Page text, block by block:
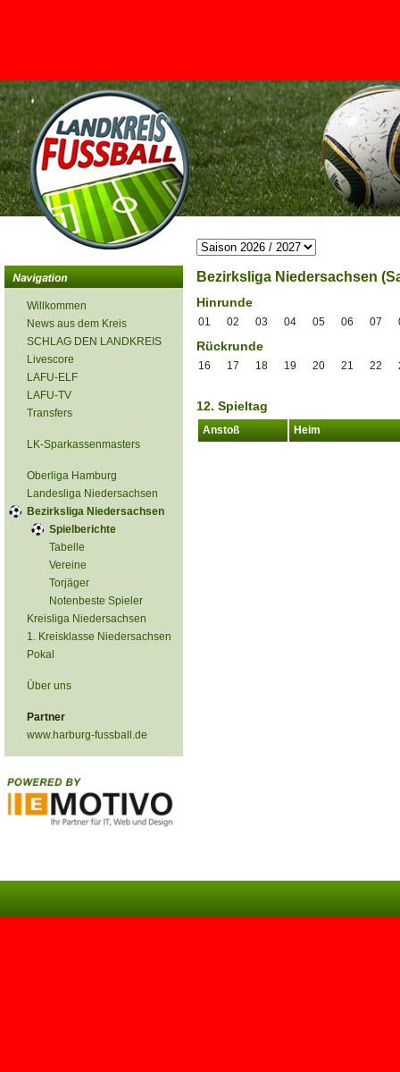
<
Willkommen
News aus dem Kreis
SCHLAG DEN LANDKREIS
Livescore
LAFU-ELF
LAFU-TV
Transfers
LK-Sparkassenmasters
Oberliga Hamburg
Landesliga Niedersachsen
Bezirksliga Niedersachsen
Spielberichte
Tabelle
Vereine
Torjäger
Notenbeste Spieler
Kreisliga Niedersachsen
1. Kreisklasse Niedersachsen
Pokal
Über uns
Partner
www.harburg-fussball.de
Bezirksliga Niedersachsen
Hinrunde
01 02 03 04 05 06 07
Rückrunde
16 17 18 19 20 21 22
12. Spieltag
Anstoß Heim